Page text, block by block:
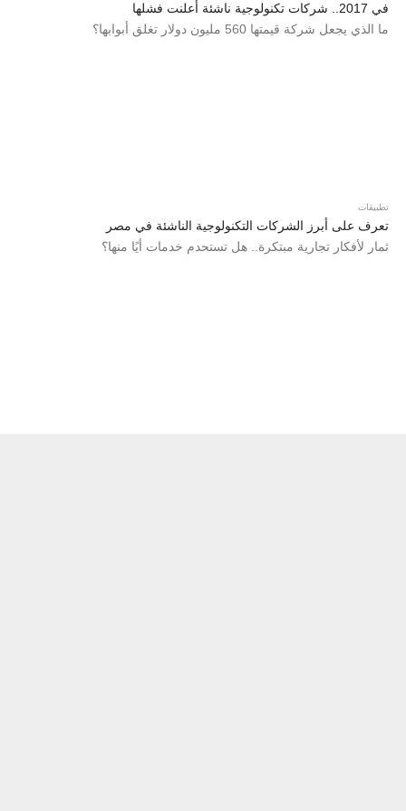
في 2017.. شركات تكنولوجية ناشئة أعلنت فشلها
ما الذي يجعل شركة قيمتها 560 مليون دولار تغلق أبوابها؟
تطبيقات
تعرف على أبرز الشركات التكنولوجية الناشئة في مصر
ثمار لأفكار تجارية مبتكرة.. هل تستحدم خدمات أيًا منها؟